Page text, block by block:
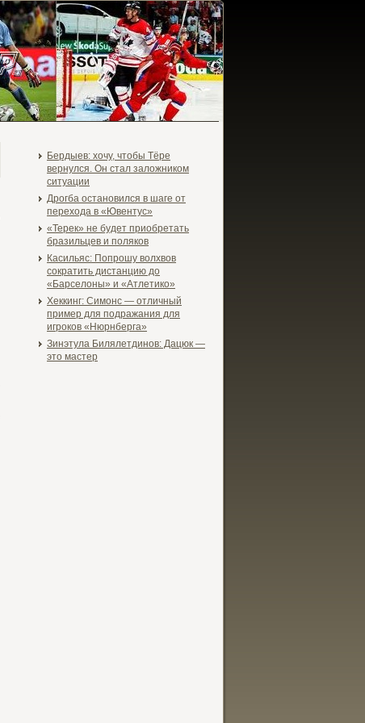
Бердыев: хочу, чтобы Тёре
вернулся. Он стал заложником
ситуации
Дрогба остановился в шаге от
перехода в «Ювентус»
«Терек» не будет приобретать
бразильцев и поляков
Касильяс: Попрошу волхвов
сократить дистанцию до
«Барселоны» и «Атлетико»
Хеккинг: Симонс — отличный
пример для подражания для
игроков «Нюрнберга»
Зинэтула Билялетдинов: Дацюк —
это мастер